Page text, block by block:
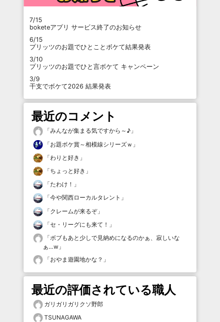
7/15
boketeアプリ サービス終了のお知らせ
6/15
プリッツのお題でひとことボケて結果発表
3/10
プリッツのお題でひと言ボケて キャンペーン
3/9
干支でボケて2026 結果発表
最近のコメント
「みんなが集まる気ですから～♪ 」
「お題ボケ賞～相模線シリーズｗ 」
「わりと好き 」
「ちょっと好き 」
「たわけ！ 」
「今や関西ローカルタレント 」
「クレームが来るぞ」
「セ・リーグにも来て！ 」
「ボブもあと少しで見納めになるのかぁ、寂しいな
ぁ…w 」
「おやま遊園地かな？ 」
最近の評価されている職人
ガリガリガリクソ野郎
TSUNAGAWA